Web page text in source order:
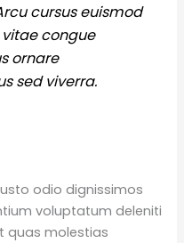
cursus euismod
vitae congue
ornare
sed viverra.
odio dignissimos
voluptatum deleniti
quas molestias